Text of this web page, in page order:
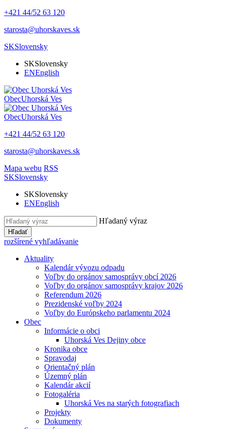
+421 44/52 63 120
starosta@uhorskaves.sk
SKSlovensky
SKSlovensky
ENEnglish
ObecUhorská Ves
ObecUhorská Ves
+421 44/52 63 120
starosta@uhorskaves.sk
Mapa webu RSS
SKSlovensky
SKSlovensky
ENEnglish
Hľadaný výraz
Hľadať
rozšírené vyhľadávanie
Aktuality
Kalendár vývozu odpadu
Voľby do orgánov samosprávy obcí 2026
Voľby do orgánov samosprávy krajov 2026
Referendum 2026
Prezidenské voľby 2024
Voľby do Európskeho parlamentu 2024
Obec
Informácie o obci
Uhorská Ves Dejiny obce
Kronika obce
Spravodaj
Orientačný plán
Územný plán
Kalendár akcií
Fotogaléria
Uhorská Ves na starých fotografiach
Projekty
Dokumenty